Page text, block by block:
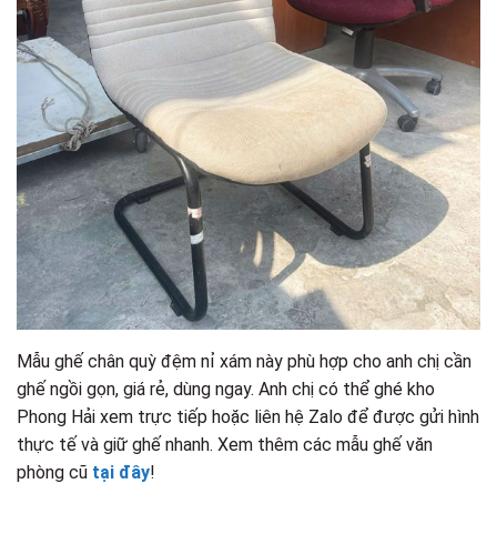
Mẫu ghế chân quỳ đệm nỉ xám này phù hợp cho anh chị cần
ghế ngồi gọn, giá rẻ, dùng ngay. Anh chị có thể ghé kho
Phong Hải xem trực tiếp hoặc liên hệ Zalo để được gửi hình
thực tế và giữ ghế nhanh. Xem thêm các mẫu ghế văn
phòng cũ tại đây!